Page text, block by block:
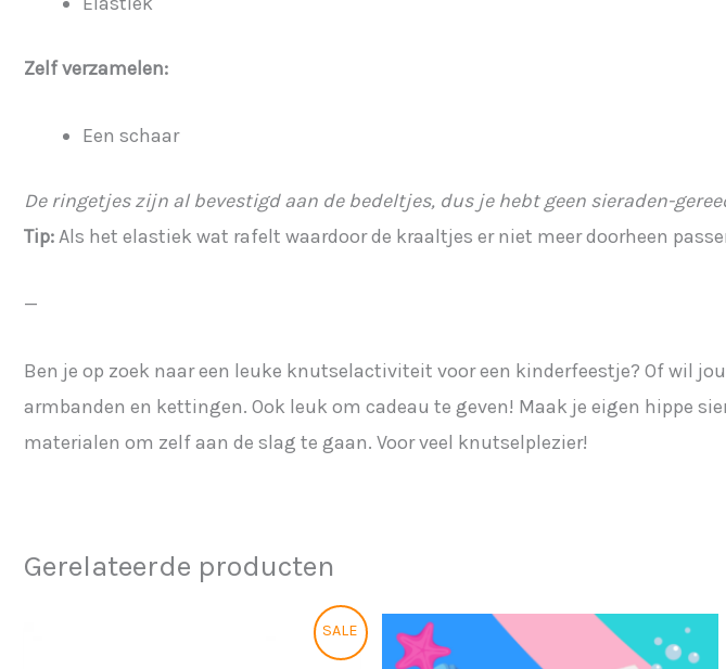
Zelf verzamelen:
Een schaar
De ringetjes zijn al bevestigd aan de bedeltjes, dus je hebt geen sieraden-
Tip:Als het elastiek wat rafelt waardoor de kraaltjes er niet meer doorheen
—
Ben je op zoek naar een leuke knutselactiviteit voor een kinderfeestje? Of wil
armbanden en kettingen. Ook leuk om cadeau te geven! Maak je eigen hippe
materialen om zelf aan de slag te gaan. Voor veel knutselplezier!
Gerelateerde producten
SALE
Prijsklasse:
Prijsklasse:
€11,50